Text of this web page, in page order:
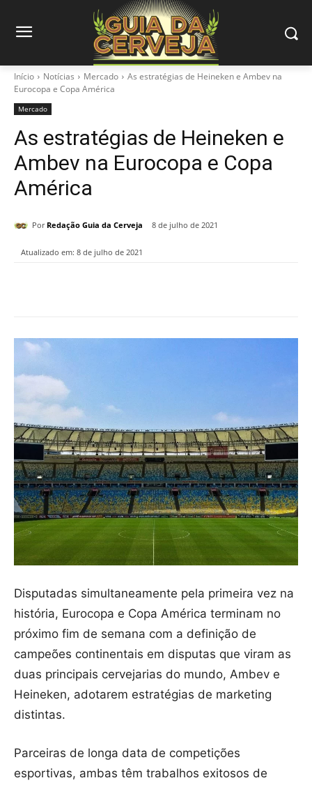
Início Notícias Mercado
As estratégias de Heineken e Ambev na
Eurocopa e Copa América
Mercado
As estratégias de Heineken e
Ambev na Eurocopa e Copa
América
Por Redação Guia da Cerveja 8 de julho de 2021
Atualizado em: 8 de julho de 2021
Disputadas simultaneamente pela primeira vez na
história, Eurocopa e Copa América terminam no
próximo fim de semana com a definição de
campeões continentais em disputas que viram as
duas principais cervejarias do mundo, Ambev e
Heineken, adotarem estratégias de marketing
distintas.
Parceiras de longa data de competições
esportivas, ambas têm trabalhos exitosos de